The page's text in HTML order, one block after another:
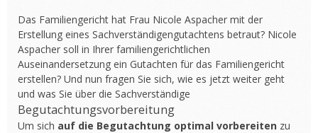
Das Familiengericht hat Frau Nicole Aspacher mit der
Erstellung eines Sachverständigengutachtens betraut? Nicole
Aspacher soll in Ihrer familiengerichtlichen
Auseinandersetzung ein Gutachten für das Familiengericht
erstellen? Und nun fragen Sie sich, wie es jetzt weiter geht
und was Sie über die Sachverständige
Begutachtungsvorbereitung
Um sich auf die Begutachtung optimal vorbereiten zu